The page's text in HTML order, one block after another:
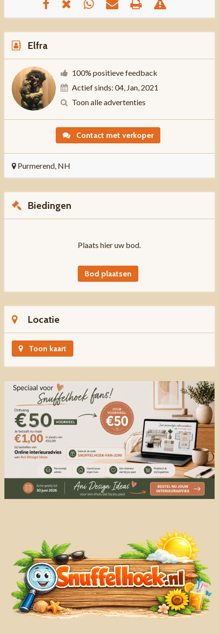
Elfra
100% positieve feedback
Actief sinds: 04, Jan, 2021
Toon alle advertenties
Contact met verkoper
Purmerend, NH
Biedingen
Plaats hier uw bod.
Bod plaatsen
Locatie
Toon kaart